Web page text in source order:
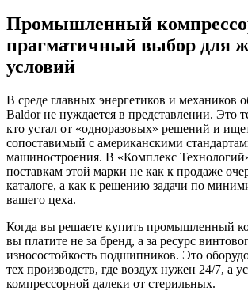
Промышленный
прагматичный выбор для
условий
В среде главных энергетиков и механиков
Baldor не нуждается в представлении. Это
кто устал от «одноразовых» решений и
сопоставимый с американскими
машиностроения. В «Комплекс
поставкам этой марки не как к продаже
каталоге, а как к решению задачи по
вашего цеха.
Когда вы решаете купить промышленный
вы платите не за бренд, а за ресурс
износостойкость подшипников. Это
тех производств, где воздух нужен 24/7, а
компрессорной далеки от стерильных.